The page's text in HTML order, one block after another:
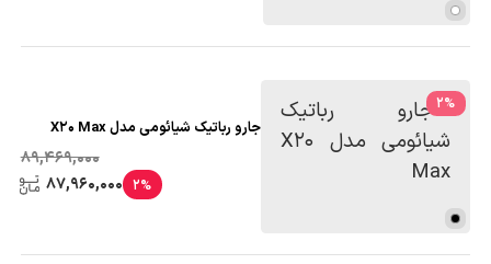
%
2
جارو رباتیک شیائومی مدل X20 Max
89,469,000
2%
87,960,000